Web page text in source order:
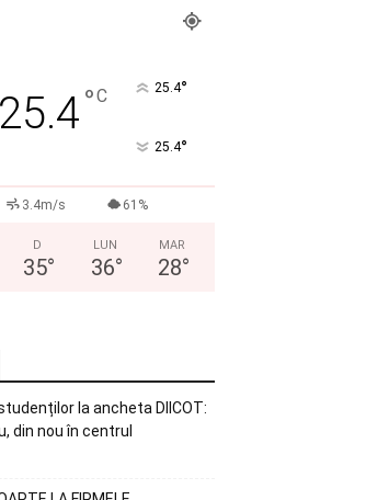
25.4°C 25.4°
25.4°
3.4m/s 61%
D
35°
LUN
36°
MAR
28°
la ancheta DIICOT:
din nou în centrul